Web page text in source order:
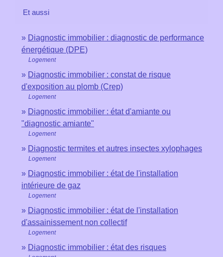
Et aussi
Diagnostic immobilier : diagnostic de performance
énergétique (DPE)
Logement
Diagnostic immobilier : constat de risque
d'exposition au plomb (Crep)
Logement
Diagnostic immobilier : état d'amiante ou
"diagnostic amiante"
Logement
Diagnostic termites et autres insectes xylophages
Logement
Diagnostic immobilier : état de l'installation
intérieure de gaz
Logement
Diagnostic immobilier : état de l'installation
d'assainissement non collectif
Logement
Diagnostic immobilier : état des risques